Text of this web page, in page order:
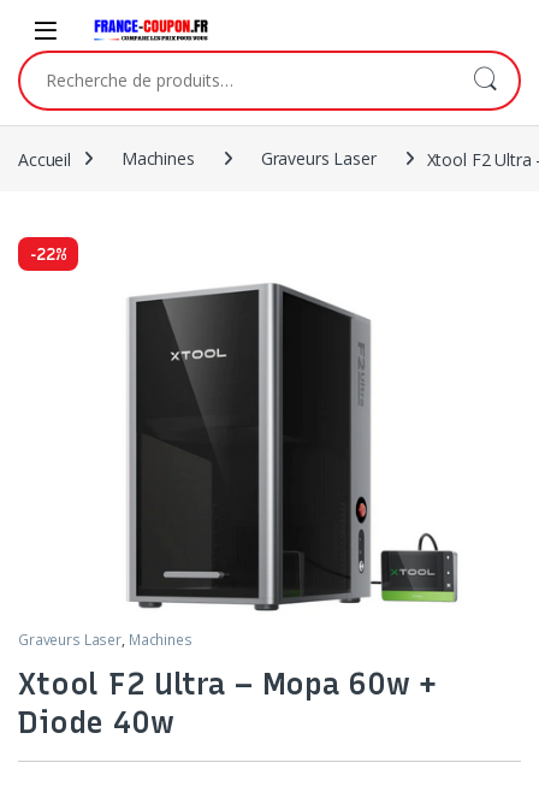
Accueil Machines Graveurs Laser Xtool F2
-22%
Graveurs Laser, Machines
Xtool F2 Ultra – Mopa 60w +
Diode 40w